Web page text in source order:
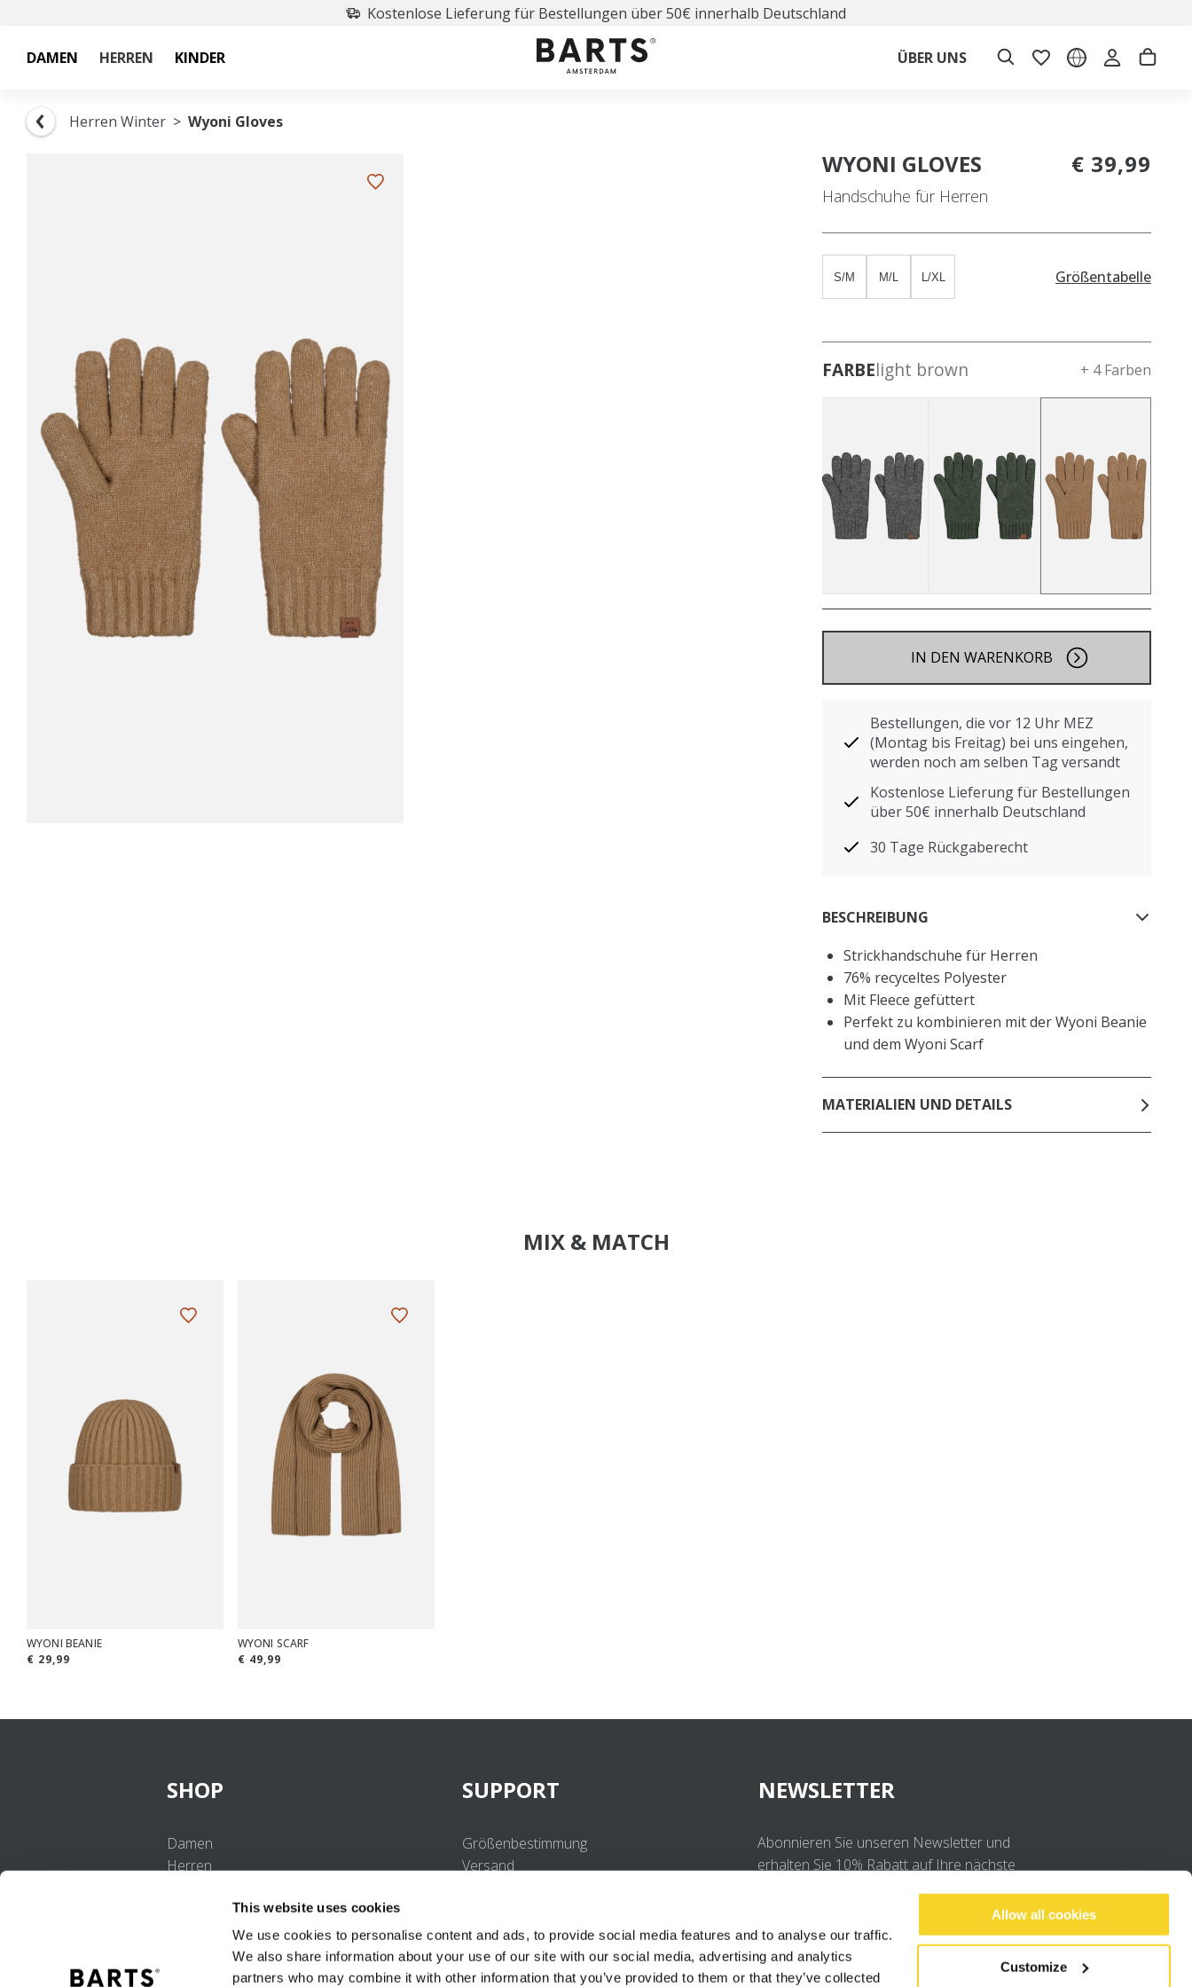
This website uses cookies
We use cookies to personalise content and ads, to provide social media features and to analyse our traffic.
We also share information about your use of our site with our social media, advertising and analytics
partners who may combine it with other information that you’ve provided to them or that they’ve collected
Allow all cookies
Customize
Kostenlose Lieferung für Bestellungen über 50€ innerhalb Deutschland
DAMEN HERREN KINDER ÜBER UNS
Herren Winter Wyoni Gloves
WYONI GLOVES
Handschuhe für Herren
€ 39,99
S/M M/L L/XL Größentabelle
FARBElight brown + 4 Farben
IN DEN WARENKORB
Bestellungen, die vor 12 Uhr MEZ
(Montag bis Freitag) bei uns eingehen,
werden noch am selben Tag versandt
Kostenlose Lieferung für Bestellungen
über 50€ innerhalb Deutschland
30 Tage Rückgaberecht
BESCHREIBUNG
Strickhandschuhe für Herren
76% recyceltes Polyester
Mit Fleece gefüttert
Perfekt zu kombinieren mit der Wyoni Beanie
und dem Wyoni Scarf
MATERIALIEN UND DETAILS
MIX & MATCH
WYONI BEANIE
€ 29,99
WYONI SCARF
€ 49,99
SHOP
Damen
Herren
SUPPORT
Größenbestimmung
Versand
Kontakt
UV-Schutzstandard
B2B Portal Login
NEWSLETTER
Abonnieren Sie unseren Newsletter und
erhalten Sie 10% Rabatt auf Ihre nächste
OK